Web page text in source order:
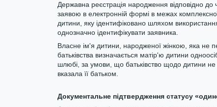
Державна реєстрація народження відповідно до
заявою в електронній формі в межах
дитини, яку ідентифіковано шляхом
однозначно ідентифікувати заявника.
Власне ім'я дитини, народженої жінкою, яка не
батьківства визначається матір'ю дитини
шлюбі, за умови, що батьківство щодо дитини
вказала її батьком.
Документальне підтвердження статусу